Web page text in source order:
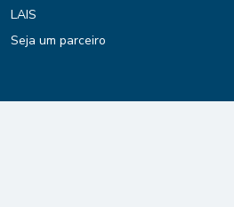
LAIS
Seja um parceiro